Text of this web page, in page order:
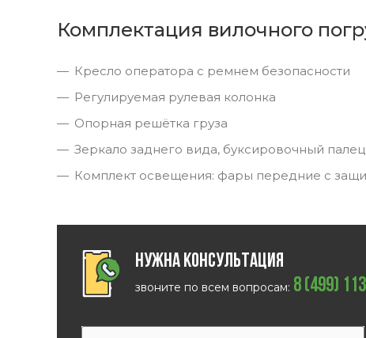
Комплектация вилочного
Кресло оператора с ремнем безопасности
Регулируемая рулевая колонка
Опорная решётка груза
Зеркало заднего вида, буксировочный палец
Комплект освещения: фары передние с
Нужна консультация
звоните по всем вопросам: 8 (499)